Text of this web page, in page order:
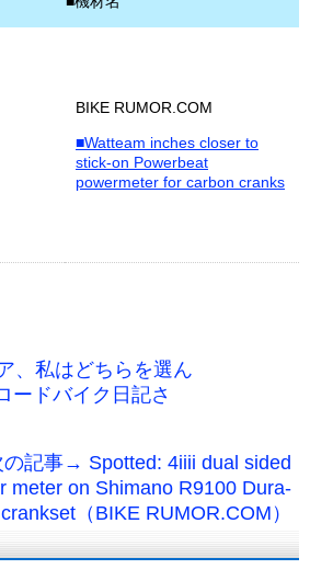
BIKE RUMOR.COM
■Watteam inches closer to
stick-on Powerbeat
powermeter for carbon cranks
、私はどちらを選ん
ードバイク日記さ
の記事→ Spotted: 4iiii dual sided
meter on Shimano R9100 Dura-
（BIKE RUMOR.COM）